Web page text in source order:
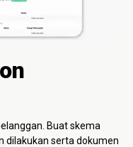
Buat skema
dilakukan serta dokumen